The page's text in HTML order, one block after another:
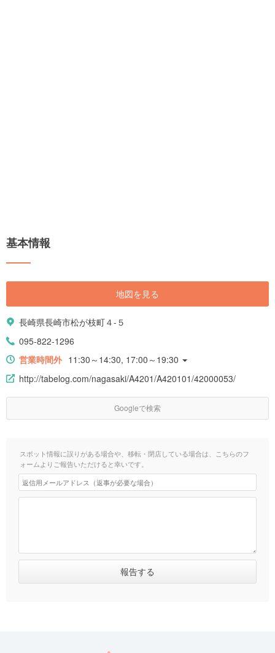
基本情報
地図を見る
長崎県長崎市松が枝町４-５
095-822-1296
営業時間外 11:30～14:30, 17:00～19:30
http://tabelog.com/nagasaki/A4201/A420101/42000053/
Googleで検索
スポット情報に誤りがある場合や、移転・閉店している場合は、こちらのフ
ォームよりご報告いただけると幸いです。